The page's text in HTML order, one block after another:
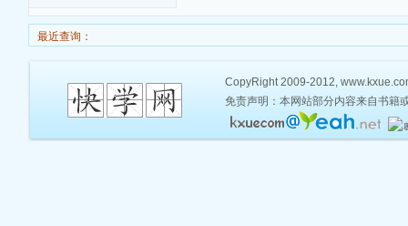
最近查询：
CopyRight 2009-2012,
免责声明：本网站部分内容来自书籍